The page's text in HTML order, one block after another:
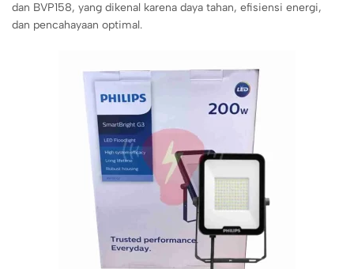
dan BVP158, yang dikenal karena daya tahan, efisiensi energi,
dan pencahayaan optimal.